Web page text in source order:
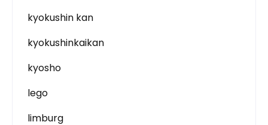
kyokushin kan
kyokushinkaikan
kyosho
lego
limburg